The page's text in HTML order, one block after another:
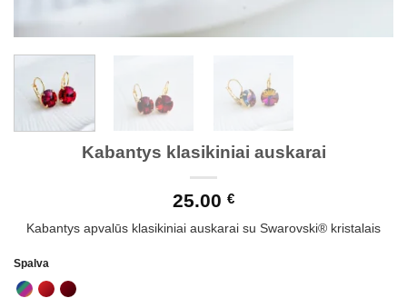
Kabantys klasikiniai auskarai
25.00 €
Kabantys apvalūs klasikiniai auskarai su Swarovski® kristalais
Spalva